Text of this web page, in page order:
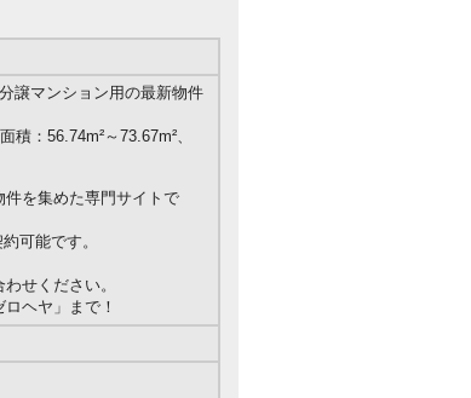
譲マンション用の最新物件
：56.74m²～73.67m²、
を集めた専門サイトで
可能です。
せください。
ヘヤ」まで！